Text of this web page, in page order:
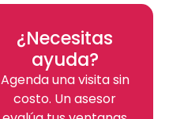
¿Necesitas
ayuda?
Agenda una visita sin
costo. Un asesor